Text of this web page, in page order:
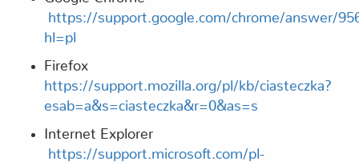
https://support.google.com/chrome/answer/
hl=pl
Firefox
https://support.mozilla.org/pl/kb/ciasteczka?
esab=a&s=ciasteczka&r=0&as=s
Internet Explorer
https://support.microsoft.com/pl-